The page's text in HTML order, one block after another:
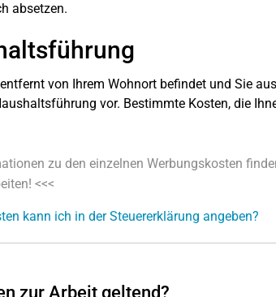
absetzen.
von Ihrem Wohnort befindet und Sie
vor. Bestimmte Kosten, die
zu den einzelnen Werbungskosten
<<<
kann ich in der Steuererklärung angeben?
zur Arbeit geltend?